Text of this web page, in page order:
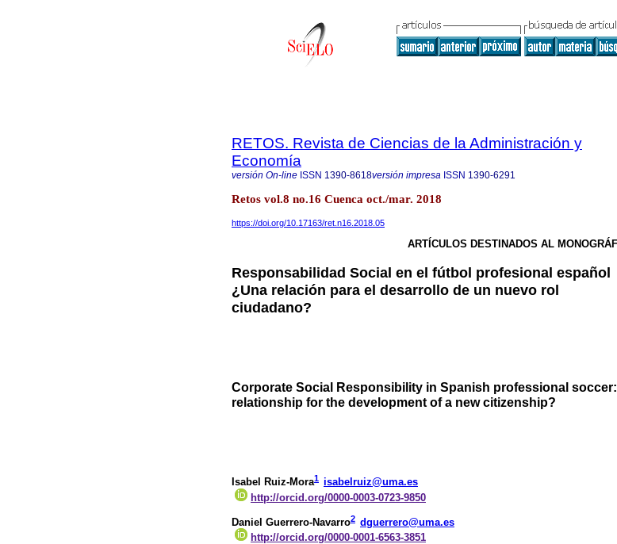
RETOS. Revista de Ciencias de la Administración y
Economía
versión On-line ISSN 1390-8618versión impresa ISSN 1390-6291
Retos vol.8 no.16 Cuenca oct./mar. 2018
https://doi.org/10.17163/ret.n16.2018.05
ARTÍCULOS DESTINADOS AL
Responsabilidad Social en el fútbol profesional español
¿Una relación para el desarrollo de un nuevo rol
ciudadano?
Corporate Social Responsibility in Spanish professional
relationship for the development of a new citizenship?
Isabel Ruiz-Mora1 isabelruiz@uma.es
http://orcid.org/0000-0003-0723-9850
Daniel Guerrero-Navarro2 dguerrero@uma.es
http://orcid.org/0000-0001-6563-3851